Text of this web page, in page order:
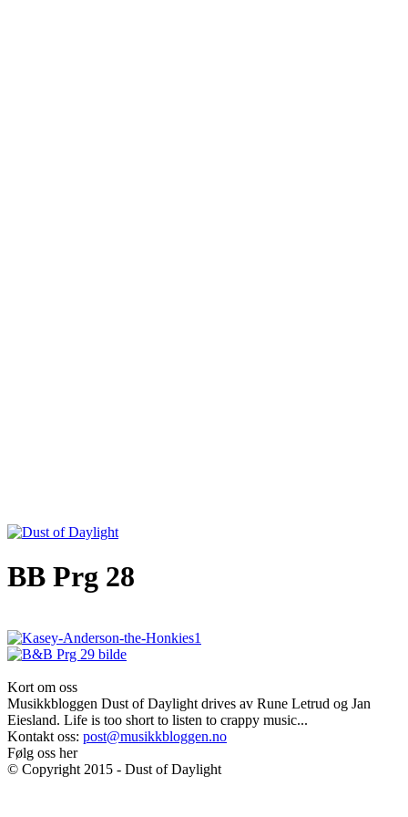
BB Prg 28
Kort om oss
Musikkbloggen Dust of Daylight drives av Rune Letrud og Jan
Eiesland. Life is too short to listen to crappy music...
Kontakt oss: post@musikkbloggen.no
Følg oss her
© Copyright 2015 - Dust of Daylight